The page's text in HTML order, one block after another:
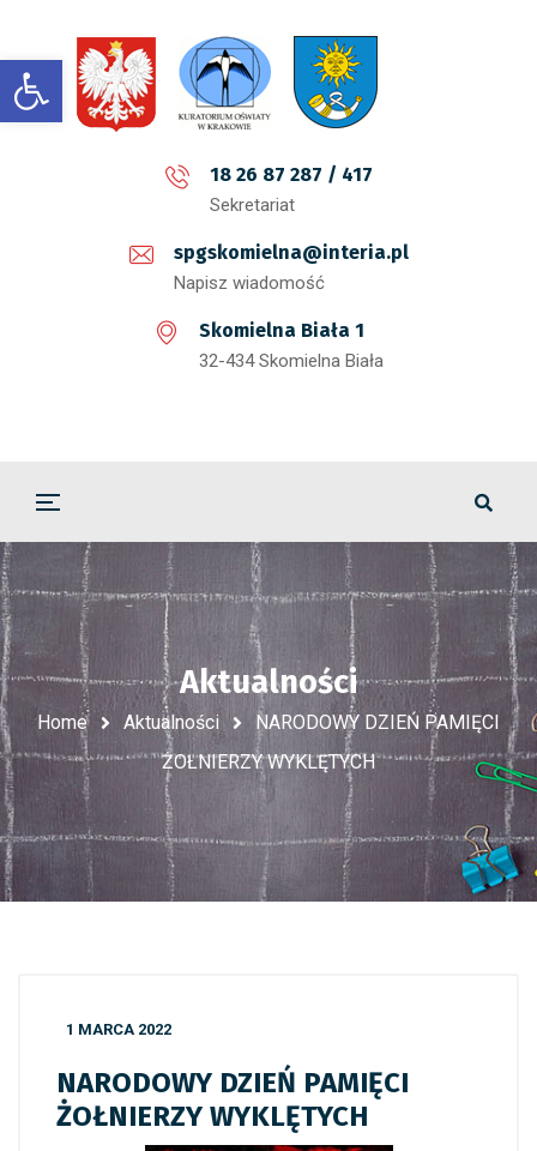
Open toolbar
18 26 87 287 / 417
Sekretariat
spgskomielna@interia.pl
Napisz wiadomość
Skomielna Biała 1
32-434 Skomielna Biała
Aktualności
Home Aktualności
NARODOWY DZIEŃ PAMIĘCI
ŻOŁNIERZY WYKLĘTYCH
1 MARCA 2022
NARODOWY DZIEŃ PAMIĘCI
ŻOŁNIERZY WYKLĘTYCH